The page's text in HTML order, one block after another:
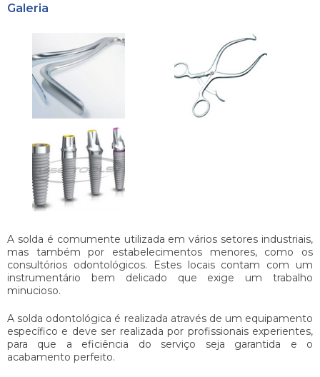
Galeria
A solda é comumente utilizada em vários setores industriais,
mas também por estabelecimentos menores, como os
consultórios odontológicos. Estes locais contam com um
instrumentário bem delicado que exige um trabalho
minucioso.
A solda odontológica é realizada através de um equipamento
específico e deve ser realizada por profissionais experientes,
para que a eficiência do serviço seja garantida e o
acabamento perfeito.